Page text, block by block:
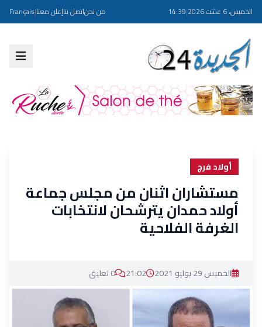
الخميس، 6 غشت 2026 |
14:39 من نحناتصل بناإعلن معنا|
Français
أولاد فرج
مستشاران اثنان من مجلس جماعة
أولاد حمدان يترشحان لانتخابات
الغرفة الفلاحية
الخميس 29 يوليو 2021 21:02 0 تعليق